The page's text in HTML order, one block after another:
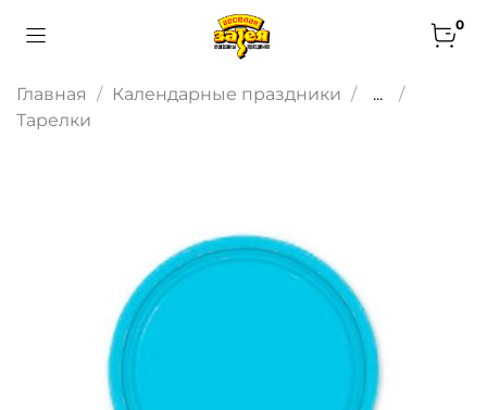
0
Главная Календарные праздники
...
Тарелки